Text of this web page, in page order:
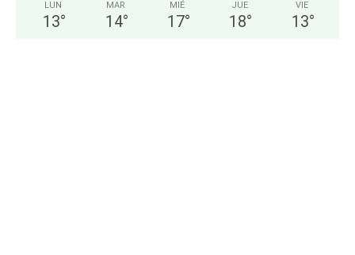
LUN
13°
MAR
14°
MIÉ
17°
JUE
18°
VIE
13°